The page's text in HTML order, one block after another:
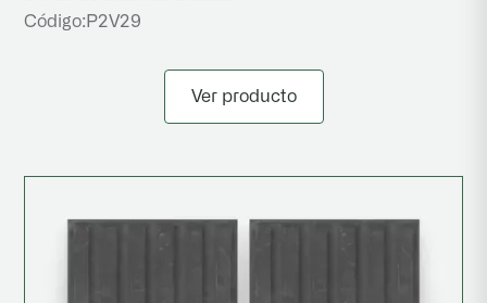
Código: P2V29
Ver producto